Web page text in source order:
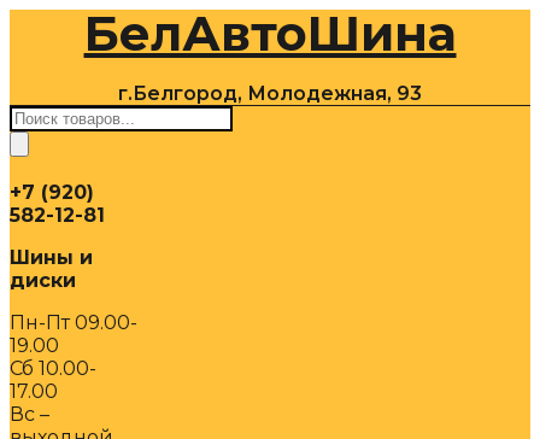
содержимомуБелАвтоШина
г.Белгород, Молодежная, 93
Поиск
товаров
+7 (920)
582-12-81
Шины и
диски
Пн-Пт 09.00-
19.00
Сб 10.00-
17.00
Вс –